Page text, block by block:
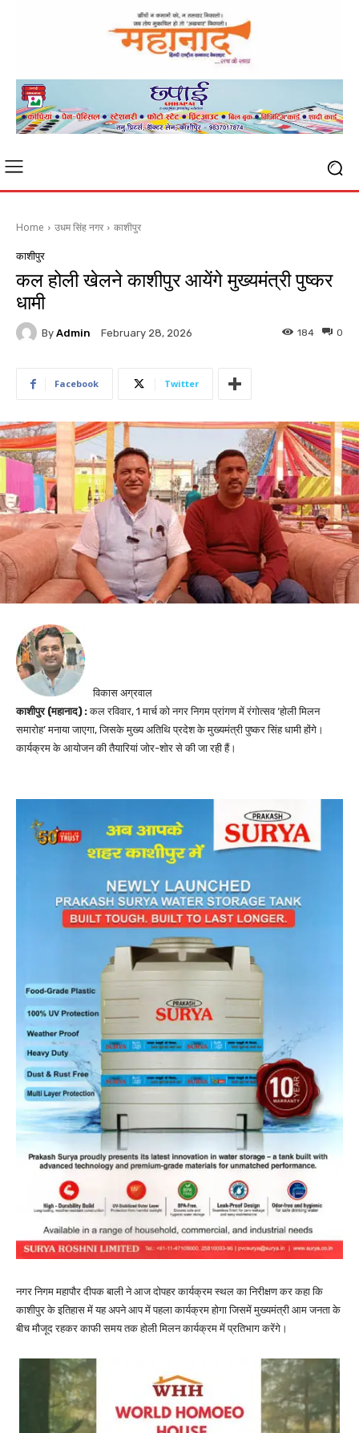
Home उधम सिंह नगर काशीपुर
काशीपुर
कल होली खेलने काशीपुर आयेंगे मुख्यमंत्री पुष्कर
धामी
By Admin February 28, 2026 0
184
Facebook Twitter
विकास अग्रवाल
काशीपुर (महानाद) :कल रविवार, 1 मार्च को नगर निगम प्रांगण में रंगोत्सव ‘होली मिलन
समारोह’ मनाया जाएगा, जिसके मुख्य अतिथि प्रदेश के मुख्यमंत्री पुष्कर सिंह धामी होंगे।
कार्यक्रम के आयोजन की तैयारियां जोर-शोर से की जा रही हैं।
नगर निगम महापौर दीपक बाली ने आज दोपहर कार्यक्रम स्थल का निरीक्षण कर कहा कि
काशीपुर के इतिहास में यह अपने आप में पहला कार्यक्रम होगा जिसमें मुख्यमंत्री आम जनता के
बीच मौजूद रहकर काफी समय तक होली मिलन कार्यक्रम में प्रतिभाग करेंगे।